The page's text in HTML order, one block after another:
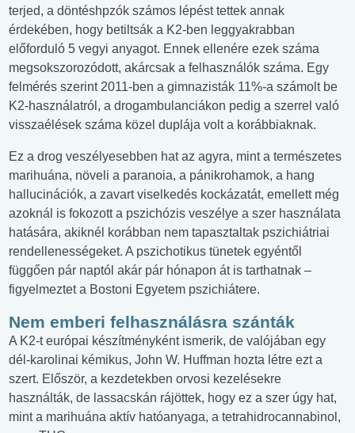
terjed, a döntéshpzók számos lépést tettek annak
érdekében, hogy betiltsák a K2-ben leggyakrabban
előforduló 5 vegyi anyagot. Ennek ellenére ezek száma
megsokszorozódott, akárcsak a felhasználók száma. Egy
felmérés szerint 2011-ben a gimnazisták 11%-a számolt be
K2-használatról, a drogambulanciákon pedig a szerrel való
visszaélések száma közel duplája volt a korábbiaknak.
Ez a drog veszélyesebben hat az agyra, mint a természetes
marihuána, növeli a paranoia, a pánikrohamok, a hang
hallucinációk, a zavart viselkedés kockázatát, emellett még
azoknál is fokozott a pszichózis veszélye a szer használata
hatására, akiknél korábban nem tapasztaltak pszichiátriai
rendellenességeket. A pszichotikus tünetek egyéntől
függően pár naptól akár pár hónapon át is tarthatnak –
figyelmeztet a Bostoni Egyetem pszichiátere.
Nem emberi felhasználásra szánták
A K2-t európai készítményként ismerik, de valójában egy
dél-karolinai kémikus, John W. Huffman hozta létre ezt a
szert. Először, a kezdetekben orvosi kezelésekre
használták, de lassacskán rájöttek, hogy ez a szer úgy hat,
mint a marihuána aktív hatóanyaga, a tetrahidrocannabinol,